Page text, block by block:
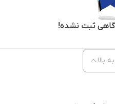
ثبت نشده!
بالا